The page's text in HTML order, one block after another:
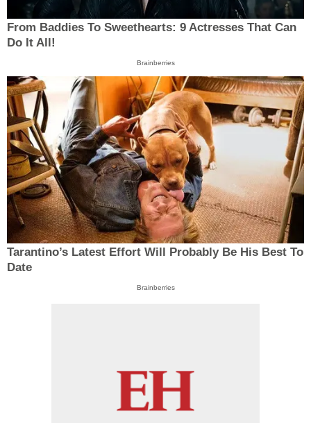
From Baddies To Sweethearts: 9 Actresses That Can
Do It All!
Brainberries
Tarantino’s Latest Effort Will Probably Be His Best To
Date
Brainberries